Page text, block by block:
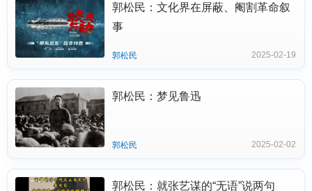
郭松民：文化界在屏蔽、阉割革命叙
事
郭松民 2025-02-19
郭松民：梦见鲁迅
郭松民 2025-02-02
郭松民：就张艺谋的“无语”说两句